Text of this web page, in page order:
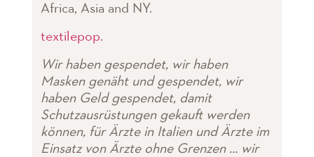
Africa, Asia and NY.
textilepop.
Wir haben gespendet, wir haben
Masken genäht und gespendet, wir
haben Geld gespendet, damit
Schutzausrüstungen gekauft werden
können, für Ärzte in Italien und Ärzte im
Einsatz von Ärzte ohne Grenzen … wir